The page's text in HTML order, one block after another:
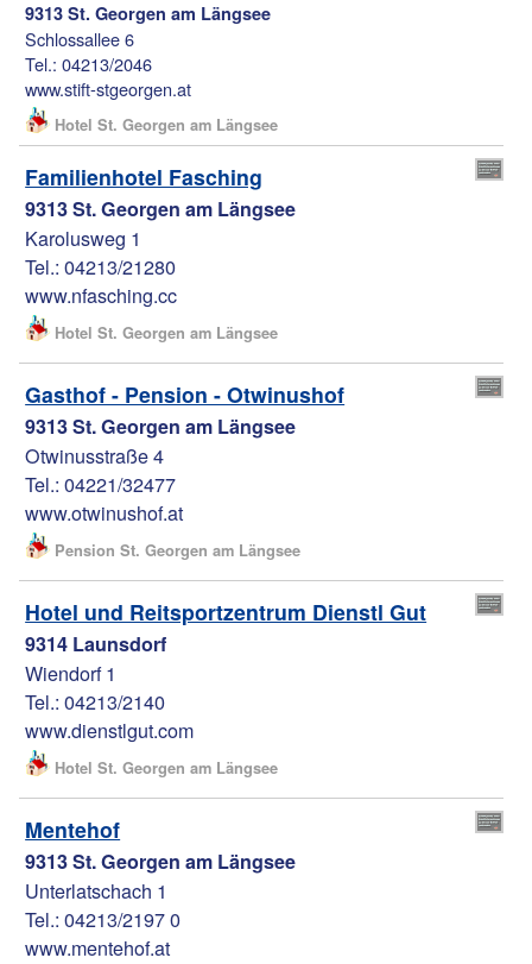
9313 St. Georgen am Längsee
Schlossallee 6
Tel.: 04213/2046
www.stift-stgeorgen.at
Hotel St. Georgen am Längsee
Familienhotel Fasching
9313 St. Georgen am Längsee
Karolusweg 1
Tel.: 04213/21280
www.nfasching.cc
Hotel St. Georgen am Längsee
Gasthof - Pension - Otwinushof
9313 St. Georgen am Längsee
Otwinusstraße 4
Tel.: 04221/32477
www.otwinushof.at
Pension St. Georgen am Längsee
Hotel und Reitsportzentrum Dienstl Gut
9314 Launsdorf
Wiendorf 1
Tel.: 04213/2140
www.dienstlgut.com
Hotel St. Georgen am Längsee
Mentehof
9313 St. Georgen am Längsee
Unterlatschach 1
Tel.: 04213/2197 0
www.mentehof.at